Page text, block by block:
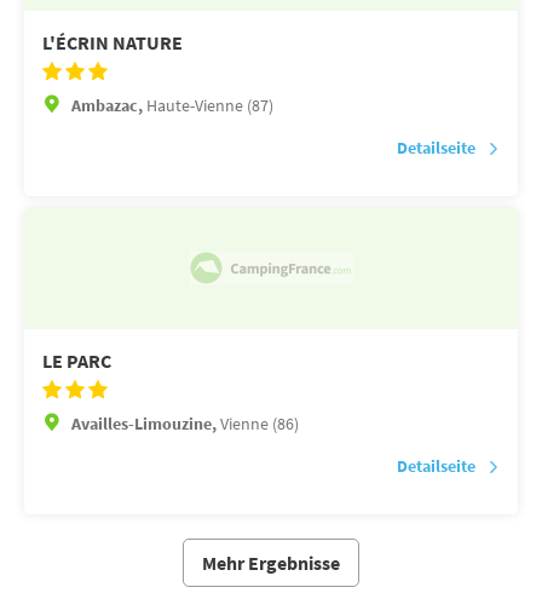
L'ÉCRIN NATURE
Ambazac, Haute-Vienne (87)
Detailseite
LE PARC
Availles-Limouzine,Vienne (86)
Detailseite
Mehr Ergebnisse